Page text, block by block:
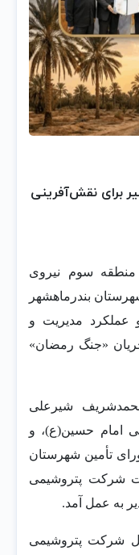
برای نقش‌آفرینی
فرمانده منطقه سوم نیروی
بندرماهشهر
عملکرد مدیریت و
«جنگ رمضان»
شیرعلی
امام حسین(ع)، و
تأمین شهرستان
شرکت پتروشیمی
به عمل آمد.
شرکت پتروشیمی